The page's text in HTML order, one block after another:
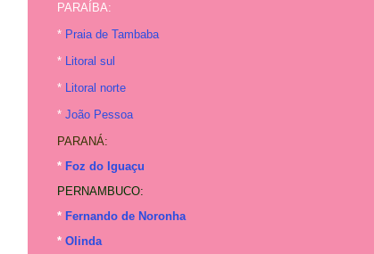
PARAÍBA:
* Praia de Tambaba
* Litoral sul
* Litoral norte
* João Pessoa
PARANÁ:
* Foz do Iguaçu
PERNAMBUCO:
* Fernando de Noronha
* Olinda